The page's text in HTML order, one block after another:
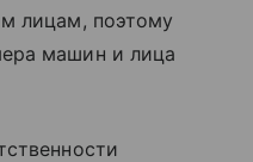
лицам, поэтому
машин и лица